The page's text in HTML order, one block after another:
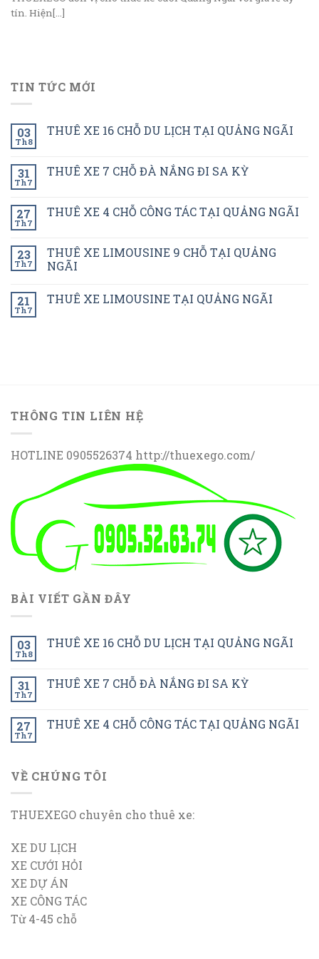
tín. Hiện[...]
TIN TỨC MỚI
03
Th8
THUÊ XE 16 CHỖ DU LỊCH TẠI QUẢNG NGÃI
31
Th7
THUÊ XE 7 CHỖ ĐÀ NẮNG ĐI SA KỲ
27
Th7
THUÊ XE 4 CHỖ CÔNG TÁC TẠI QUẢNG NGÃI
23
Th7
THUÊ XE LIMOUSINE 9 CHỖ TẠI QUẢNG
NGÃI
21
Th7
THUÊ XE LIMOUSINE TẠI QUẢNG NGÃI
THÔNG TIN LIÊN HỆ
HOTLINE 0905526374 http://thuexego.com/
BÀI VIẾT GẦN ĐÂY
03
Th8
THUÊ XE 16 CHỖ DU LỊCH TẠI QUẢNG NGÃI
31
Th7
THUÊ XE 7 CHỖ ĐÀ NẮNG ĐI SA KỲ
27
Th7
THUÊ XE 4 CHỖ CÔNG TÁC TẠI QUẢNG NGÃI
VỀ CHÚNG TÔI
THUEXEGO chuyên cho thuê xe:
XE DU LỊCH
XE CƯỚI HỎI
XE DỰ ÁN
XE CÔNG TÁC
Từ 4-45 chỗ